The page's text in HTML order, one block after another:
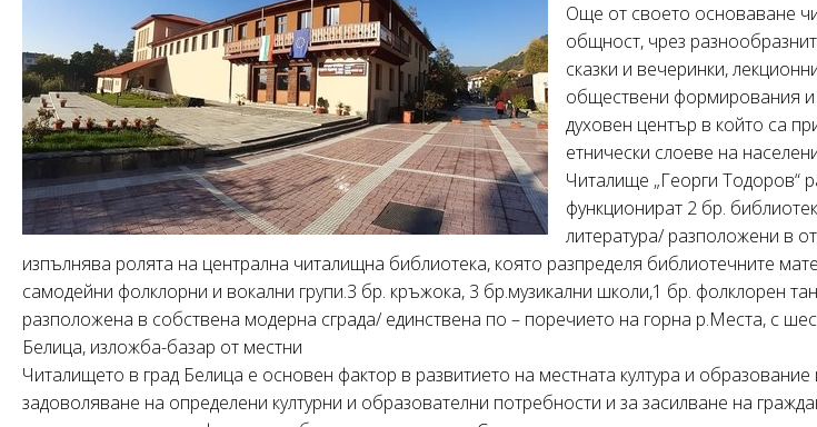
Още от своето основаване
общност, чрез
сказки и вечеринки,
обществени формирования и
духовен център в който са
етнически слоеве на
Читалище „Георги Тодоров“
функционират 2 бр.
литература/ разположени в
изпълнява ролята на централна читалищна библиотека, която разпределя библиотечните
самодейни фолклорни и вокални групи.3 бр. кръжока, 3 бр.музикални школи,1 бр. фолклорен
разположена в собствена модерна сграда/ единствена по – поречието на горна р.Места, с
Белица, изложба-базар от местни
Читалището в град Белица е основен фактор в развитието на местната култура и
задоволяване на определени културни и образователни потребности и за засилване на